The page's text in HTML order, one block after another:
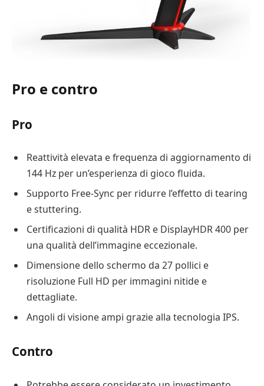
Pro e contro
Pro
Reattività elevata e frequenza di aggiornamento di
144 Hz per un’esperienza di gioco fluida.
Supporto Free-Sync per ridurre l’effetto di tearing
e stuttering.
Certificazioni di qualità HDR e DisplayHDR 400 per
una qualità dell’immagine eccezionale.
Dimensione dello schermo da 27 pollici e
risoluzione Full HD per immagini nitide e
dettagliate.
Angoli di visione ampi grazie alla tecnologia IPS.
Contro